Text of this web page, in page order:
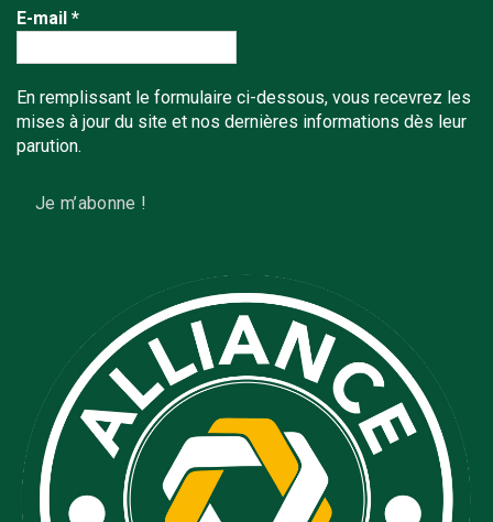
E-mail *
En remplissant le formulaire ci-dessous, vous recevrez les
mises à jour du site et nos dernières informations dès leur
parution.